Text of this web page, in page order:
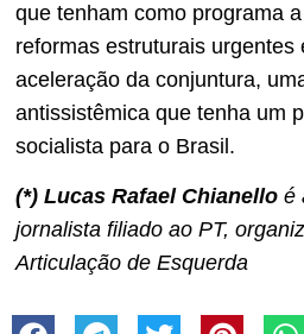
que tenham como programa
reformas estruturais urgentes
aceleração da conjuntura,
antissistêmica que tenha um
socialista para o Brasil.
(*) Lucas Rafael Chianello é
jornalista filiado ao PT,
Articulação de Esquerda